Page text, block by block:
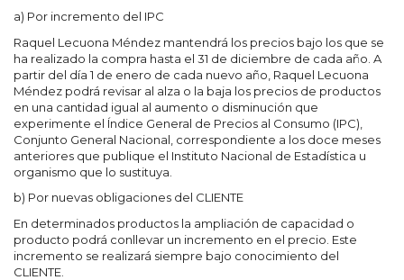
a) Por incremento del IPC
Raquel Lecuona Méndez mantendrá los precios bajo los que se
ha realizado la compra hasta el 31 de diciembre de cada año. A
partir del día 1 de enero de cada nuevo año, Raquel Lecuona
Méndez podrá revisar al alza o la baja los precios de productos
en una cantidad igual al aumento o disminución que
experimente el Índice General de Precios al Consumo (IPC),
Conjunto General Nacional, correspondiente a los doce meses
anteriores que publique el Instituto Nacional de Estadística u
organismo que lo sustituya.
b) Por nuevas obligaciones del CLIENTE
En determinados productos la ampliación de capacidad o
producto podrá conllevar un incremento en el precio. Este
incremento se realizará siempre bajo conocimiento del
CLIENTE.